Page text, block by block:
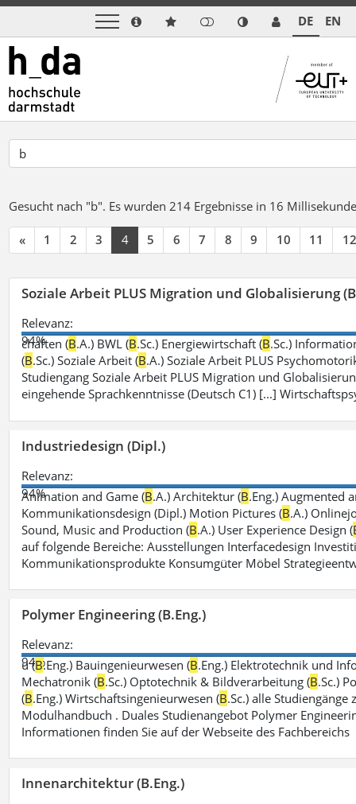
DE EN
Gesucht nach "b". Es wurden 214 Ergebnisse in 16
« 1 2 3 4 5 6 7 8 9 10 11 12
Soziale Arbeit PLUS Migration und Globalisierung
Relevanz:
94%
chaften (B.A.) BWL (B.Sc.) Energiewirtschaft (B.Sc.)
(B.Sc.) Soziale Arbeit (B.A.) Soziale Arbeit PLUS
Studiengang Soziale Arbeit PLUS Migration und
eingehende Sprachkenntnisse (Deutsch C1) [...]
Industriedesign (Dipl.)
Relevanz:
94%
Animation and Game (B.A.) Architektur (B.Eng.) Augmented
Kommunikationsdesign (Dipl.) Motion Pictures (B.A.)
Sound, Music and Production (B.A.) User Experience Design (
auf folgende Bereiche: Ausstellungen Interfacedesign
Kommunikationsprodukte Konsumgüter Möbel
Polymer Engineering (B.Eng.)
Relevanz:
94%
u (B.Eng.) Bauingenieurwesen (B.Eng.) Elektrotechnik und
Mechatronik (B.Sc.) Optotechnik & Bildverarbeitung (B.Sc.)
(B.Eng.) Wirtschaftsingenieurwesen (B.Sc.) alle
Modulhandbuch . Duales Studienangebot Polymer
Informationen finden Sie auf der Webseite des Fachbereichs
Innenarchitektur (B.Eng.)